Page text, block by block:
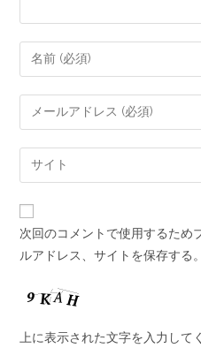
次回のコメントで使用するため
ルアドレス、サイトを保存する。
上に表示された文字を入力して